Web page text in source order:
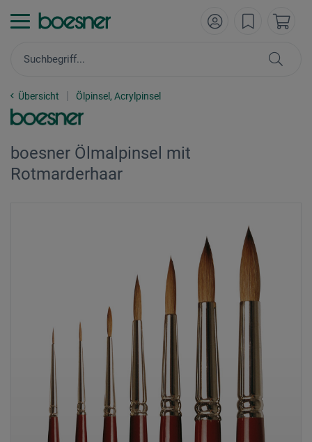
Übersicht Ölpinsel, Acrylpinsel
boesner Ölmalpinsel mit
Rotmarderhaar